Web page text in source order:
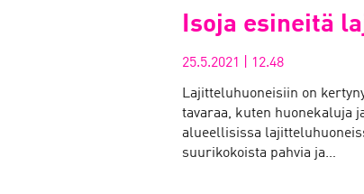
Isoja esineitä
25.5.2021 12.48
Lajitteluhuoneisiin on
tavaraa, kuten huonekaluja
alueellisissa
suurikokoista pahvia ja…